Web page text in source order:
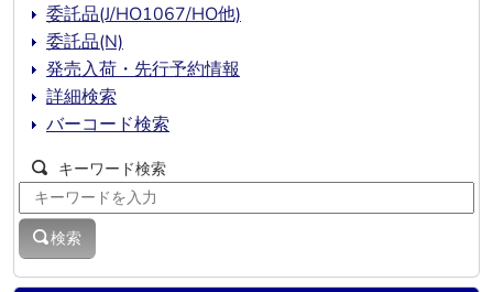
委託品(J/HO1067/HO他)
委託品(N)
発売入荷・先行予約情報
詳細検索
バーコード検索
キーワード検索
検索